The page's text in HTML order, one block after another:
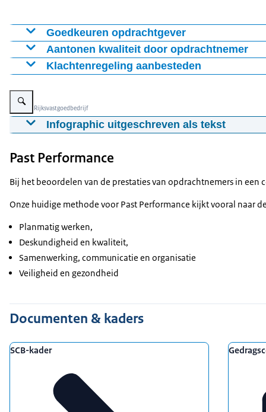
Goedkeuren opdrachtgever
Technische onderzoeks- en adviesopdrachten,
Aantonen kwaliteit door opdrachtnemer
UAV-GC 2005
op basis van
Klachtenregeling aanbesteden
Klachten in het kader van de Aanbestedingswet dient u
Alleen ondernemers die belang hebben bij een
Vergroot afbeelding Infographic met uitleg over goedkeuren opdrachtgever
Beeld: © Rijksvastgoedbedrijf
Infographic uitgeschreven als tekst
Dienst
Technische adviesdiensten: ABAA-DNR 2011
Overige adviesdiensten: ARVODI 2025
Vastgoedbeschermingsovereenkomsten: RVB
ICT diensten: ARBIT 2022
Levering
Werk (Nieuwbouw of onderhoud)
Contract eenvoudige werken: UAV 2012 (versie 2025)
RAW bestek: UAV 2012 (versie 2015)
Aantonen opdrachtnemer
Past Performance
Bij het beoordelen van de prestaties van opdrachtnemers in
Onze huidige methode voor Past Performance kijkt vooral naar
Planmatig werken,
Deskundigheid en kwaliteit,
Samenwerking, communicatie en organisatie
Veiligheid en gezondheid
Documenten & kaders
SCB-kader